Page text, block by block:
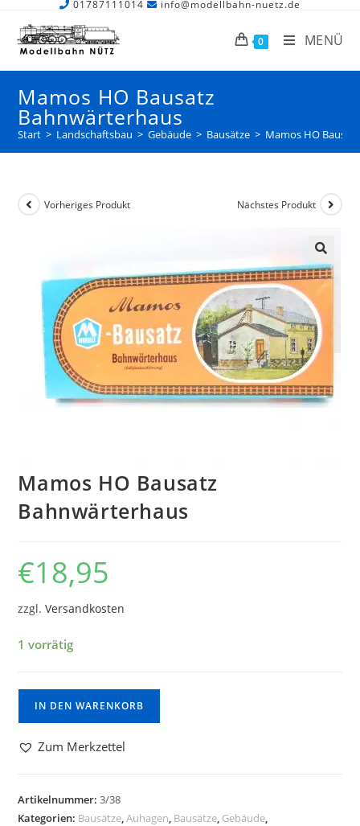
01787111014 info@modellbahn-nuetz.de
0 MENÜ
Mamos HO Bausatz
Bahnwärterhaus
Start > Landschaftsbau > Gebäude > Bausätze > Mamos HO
Vorheriges Produkt Nächstes Produkt
Mamos HO Bausatz
Bahnwärterhaus
€18,95
zzgl.Versandkosten
1 vorrätig
IN DEN WARENKORB
Zum Merkzettel
Artikelnummer:3/38
Kategorien: Bausätze,Auhagen, Bausätze, Gebäude,